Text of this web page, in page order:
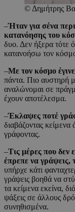
© Δημήτρης
–Ήταν για σένα
κατανόησης του
δυο. Δεν ήξερα τότε
κατανοήσω τον
–Με τον κόσμο
πάντα. Πιο αυστηρή
αναλώνομαι σε
έχουν αποτέλεσμα.
–Έκλαψες ποτέ
διαβάζοντας
γράφοντας.
–Τις μέρες που δεν
έπρεπε να γράψεις,
υπήρχε κάτι
γράψεις βοηθά να
τα κείμενα εκείνα,
ψάξεις σε άλλους
συνηθισμένα.